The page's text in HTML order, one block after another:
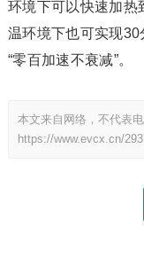
环境下可以快速加
温环境下也可实现
“零百加速不衰减”。
本文来自网络，不代表
https://www.evcx.cn/